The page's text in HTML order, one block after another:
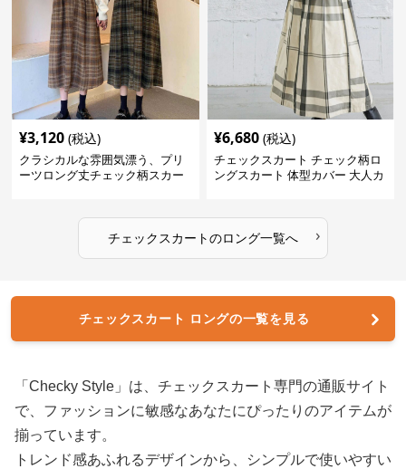
¥3,120 (税込)
クラシカルな雰囲気漂う、プリ
ーツロング丈チェック柄スカー
¥6,680 (税込)
チェックスカート チェック柄ロ
ングスカート 体型カバー 大人カ
チェックスカートのロング一覧へ ›
チェックスカート ロングの一覧を見る
「Checky Style」は、チェックスカート専門の通販サイト
で、ファッションに敏感なあなたにぴったりのアイテムが
揃っています。
トレンド感あふれるデザインから、シンプルで使いやすい